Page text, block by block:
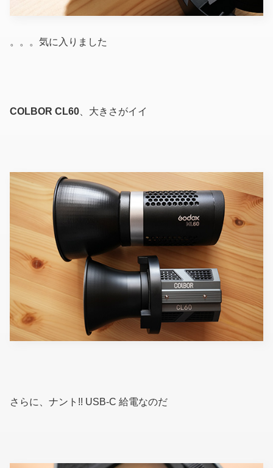
。。。気に入りました
COLBOR CL60 、大きさがイイ
さらに、ナント!! USB-C 給電なのだ